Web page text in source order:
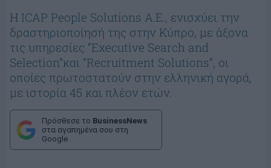
Η ICAP People Solutions A.E., ενισχύει την
δραστηριοποίησή της στην Κύπρο, με άξονα
τις υπηρεσίες “Executive Search and
Selection”και “Recruitment Solutions”, οι
οποίες πρωτοστατούν στην ελληνική αγορά,
με ιστορία 45 και πλέον ετών.
Πρόσθεσε το BusinessNews
στα αγαπημένα σου στη
Google